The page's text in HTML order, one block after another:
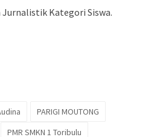
Kategori Siswa.
PARIGI MOUTONG
PMR SMKN 1 Toribulu